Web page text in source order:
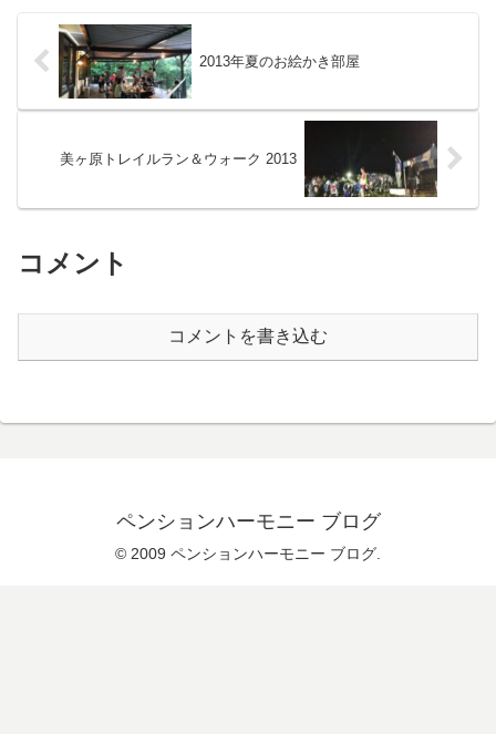
2013年夏のお絵かき部屋
美ヶ原トレイルラン＆ウォーク 2013
コメント
コメントを書き込む
ペンションハーモニー ブログ
© 2009 ペンションハーモニー ブログ.